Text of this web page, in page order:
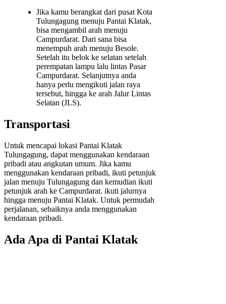
Jika kamu berangkat dari pusat Kota
Tulungagung menuju Pantai Klatak,
bisa mengambil arah menuju
Campurdarat. Dari sana bisa
menempuh arah menuju Besole.
Setelah itu belok ke selatan setelah
perempatan lampu lalu lintas Pasar
Campurdarat. Selanjutnya anda
hanya perlu mengikuti jalan raya
tersebut, hingga ke arah Jalur Lintas
Selatan (JLS).
Transportasi
Untuk mencapai lokasi Pantai Klatak
Tulungagung, dapat menggunakan kendaraan
pribadi atau angkutan umum. Jika kamu
menggunakan kendaraan pribadi, ikuti petunjuk
jalan menuju Tulungagung dan kemudian ikuti
petunjuk arah ke Campurdarat. ikuti jalurnya
hingga menuju Pantai Klatak. Untuk permudah
perjalanan, sebaiknya anda menggunakan
kendaraan pribadi.
Ada Apa di Pantai Klatak